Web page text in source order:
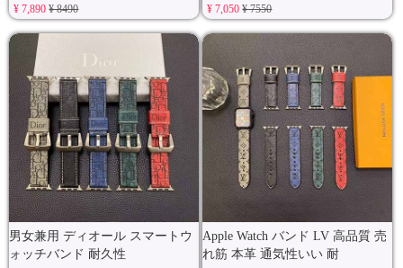
¥ 7,890¥ 8490 ¥ 7,050¥ 7550
男女兼用 ディオール スマートウ
ォッチバンド 耐久性
Apple Watch バンド LV 高品質 売
れ筋 本革 通気性いい 耐